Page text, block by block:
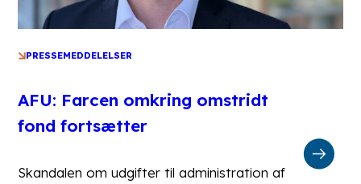
PRESSEMEDDELELSER
AFU: Farcen omkring omstridt
fond fortsætter
Skandalen om udgifter til administration af